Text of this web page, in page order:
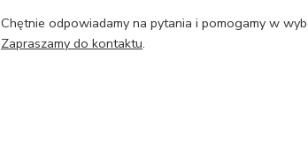
Chętnie odpowiadamy na pytania i pomogamy w
Zapraszamy do kontaktu.